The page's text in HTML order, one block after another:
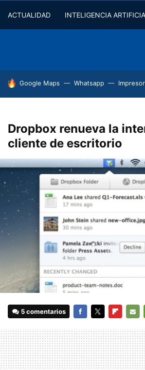
ACTUALIDAD INTELIGENCIA
HOY SE HABLA DE
Google Maps Whatsapp
Dropbox renueva la
cliente de escritorio
5 comentarios
MAIL